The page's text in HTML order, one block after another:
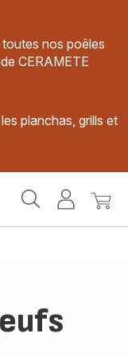
nos poêles
CERAMETE
planchas, grills et
MonMon